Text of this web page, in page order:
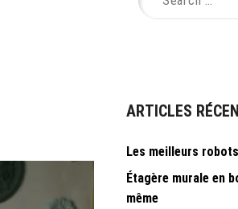
for:
ARTICLES
Les meilleurs
Étagère murale en
même